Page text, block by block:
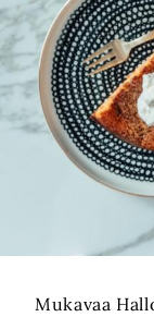
Mukavaa